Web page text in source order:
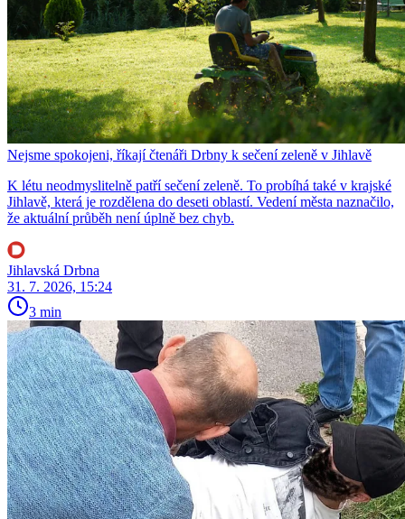
Nejsme spokojeni, říkají čtenáři Drbny k sečení zeleně v Jihlavě
K létu neodmyslitelně patří sečení zeleně. To probíhá také v krajské
Jihlavě, která je rozdělena do deseti oblastí. Vedení města naznačilo,
že aktuální průběh není úplně bez chyb.
Jihlavská Drbna
31. 7. 2026, 15:24
3 min